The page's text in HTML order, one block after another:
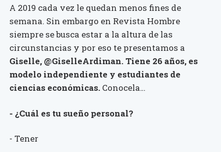
A 2019 cada vez le quedan menos fines de
semana. Sin embargo en Revista Hombre
siempre se busca estar a la altura de las
circunstancias y por eso te presentamos a
Giselle, @GiselleArdiman. Tiene 26 años, es
modelo independiente y estudiantes de
ciencias económicas. Conocela…
- ¿Cuál es tu sueño personal?
- Tener